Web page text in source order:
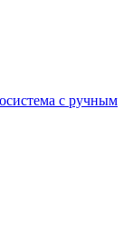
с ручным